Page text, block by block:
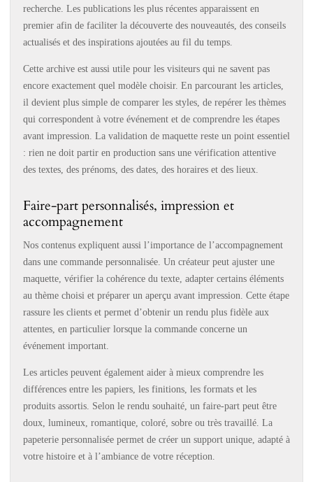
recherche. Les publications les plus récentes apparaissent en
premier afin de faciliter la découverte des nouveautés, des conseils
actualisés et des inspirations ajoutées au fil du temps.
Cette archive est aussi utile pour les visiteurs qui ne savent pas
encore exactement quel modèle choisir. En parcourant les articles,
il devient plus simple de comparer les styles, de repérer les thèmes
qui correspondent à votre événement et de comprendre les étapes
avant impression. La validation de maquette reste un point essentiel
: rien ne doit partir en production sans une vérification attentive
des textes, des prénoms, des dates, des horaires et des lieux.
Faire-part personnalisés, impression et
accompagnement
Nos contenus expliquent aussi l’importance de l’accompagnement
dans une commande personnalisée. Un créateur peut ajuster une
maquette, vérifier la cohérence du texte, adapter certains éléments
au thème choisi et préparer un aperçu avant impression. Cette étape
rassure les clients et permet d’obtenir un rendu plus fidèle aux
attentes, en particulier lorsque la commande concerne un
événement important.
Les articles peuvent également aider à mieux comprendre les
différences entre les papiers, les finitions, les formats et les
produits assortis. Selon le rendu souhaité, un faire-part peut être
doux, lumineux, romantique, coloré, sobre ou très travaillé. La
papeterie personnalisée permet de créer un support unique, adapté à
votre histoire et à l’ambiance de votre réception.